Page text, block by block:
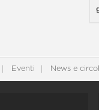
Eventi News e